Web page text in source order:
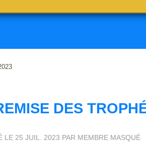
DES
LE 25 JUIL. 2023 PAR MEMBRE MASQUÉ